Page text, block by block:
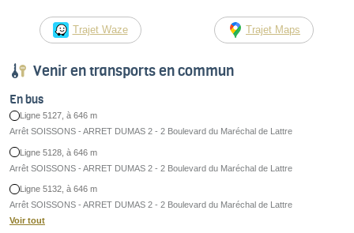
Trajet Waze Trajet Maps
Venir en transports en commun
En bus
Ligne 5127, à 646 m
Arrêt SOISSONS - ARRET DUMAS 2 - 2 Boulevard du Maréchal de Lattre
Ligne 5128, à 646 m
Arrêt SOISSONS - ARRET DUMAS 2 - 2 Boulevard du Maréchal de Lattre
Ligne 5132, à 646 m
Arrêt SOISSONS - ARRET DUMAS 2 - 2 Boulevard du Maréchal de Lattre
Voir tout